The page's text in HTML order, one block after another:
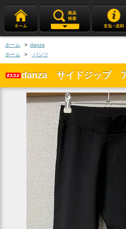
ホーム > danza
ホーム
> パンツ
danza サイドジップ